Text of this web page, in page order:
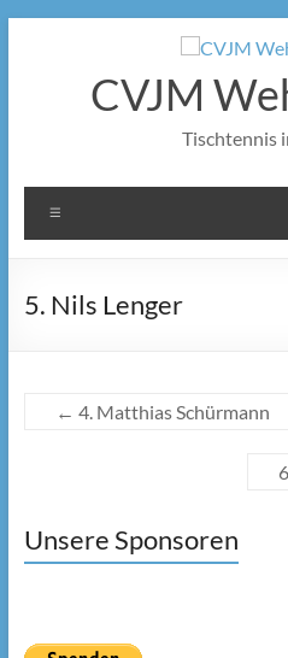
CVJM
Tischtennis
5. Nils Lenger
← 4. Matthias Schürmann
Unsere Sponsoren